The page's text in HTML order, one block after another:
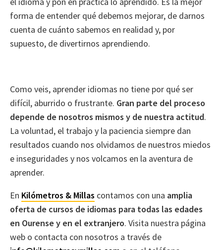
forma de entender qué debemos mejorar, de darnos
cuenta de cuánto sabemos en realidad y, por
supuesto, de divertirnos aprendiendo.
Como veis, aprender idiomas no tiene por qué ser
difícil, aburrido o frustrante. Gran parte del proceso
depende de nosotros mismos y de nuestra actitud.
La voluntad, el trabajo y la paciencia siempre dan
resultados cuando nos olvidamos de nuestros miedos
e inseguridades y nos volcamos en la aventura de
aprender.
En Kilómetros & Millas contamos con una amplia
oferta de cursos de idiomas para todas las edades
en Ourense y en el extranjero. Visita nuestra página
web o contacta con nosotros a través de